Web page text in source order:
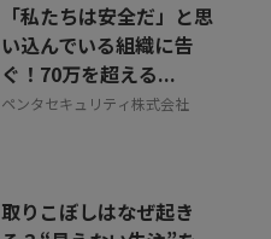
「私たちは安全だ」と思
い込んでいる組織に告
ぐ！70万を超える...
ペンタセキュリティ株式会社
取りこぼしはなぜ起き